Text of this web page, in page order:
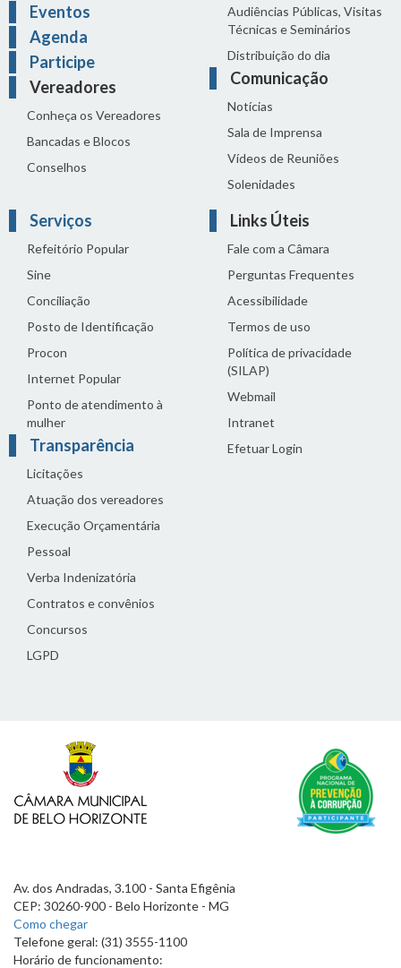
Eventos
Agenda
Participe
Vereadores
Conheça os Vereadores
Bancadas e Blocos
Conselhos
Audiências Públicas, Visitas
Técnicas e Seminários
Distribuição do dia
Comunicação
Notícias
Sala de Imprensa
Vídeos de Reuniões
Solenidades
Serviços
Refeitório Popular
Sine
Conciliação
Posto de Identificação
Procon
Internet Popular
Ponto de atendimento à
mulher
Transparência
Licitações
Atuação dos vereadores
Execução Orçamentária
Pessoal
Verba Indenizatória
Contratos e convênios
Concursos
LGPD
Links Úteis
Fale com a Câmara
Perguntas Frequentes
Acessibilidade
Termos de uso
Política de privacidade
(SILAP)
Webmail
Intranet
Efetuar Login
Av. dos Andradas, 3.100 - Santa Efigênia
CEP: 30260-900 - Belo Horizonte - MG
Como chegar
Telefone geral: (31) 3555-1100
Horário de funcionamento: